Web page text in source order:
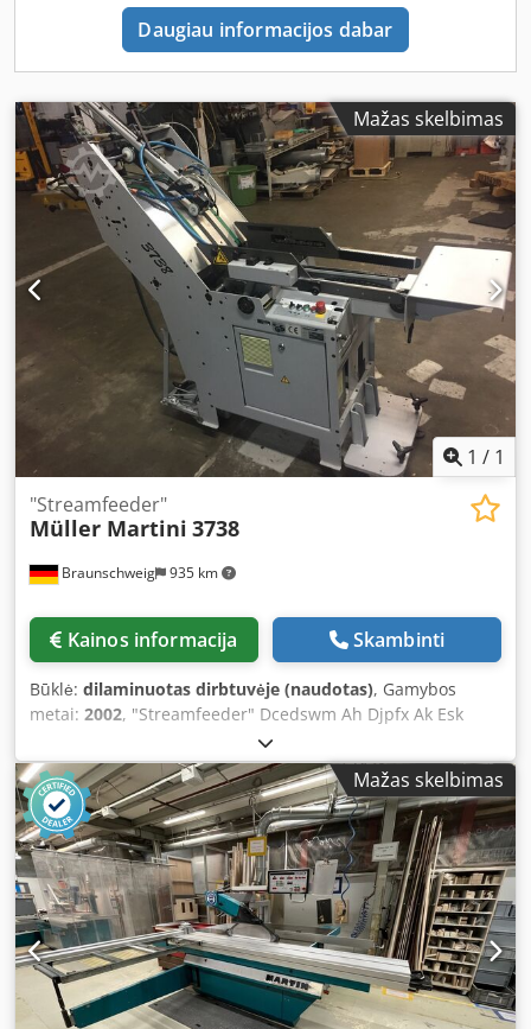
Daugiau informacijos dabar
Mažas skelbimas
1 / 1
Braunschweig 935 km
"Streamfeeder"
Müller Martini 3738
Kainos informacija Skambinti
Būklė: dilaminuotas dirbtuvėje (naudotas), Gamybos
metai: 2002, "Streamfeeder" Dcedswm Ah Djpfx Ak Esk
Mažas skelbimas